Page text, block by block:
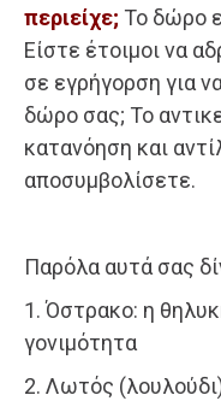
περιείχε; Το δώρο
Είστε έτοιμοι να
σε εγρήγορση για
δώρο σας; Το
κατανόηση και
αποσυμβολίσετε.
Παρόλα αυτά σας
1. Όστρακο: η
γονιμότητα
2. Λωτός